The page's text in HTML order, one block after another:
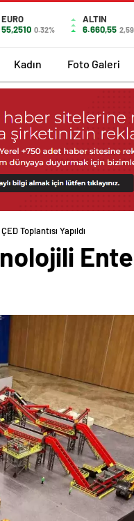
EURO
55,2510 0.32%
ALTIN
6.660,55 2,59
Kadın Foto Galeri
Toplantısı Yapıldı